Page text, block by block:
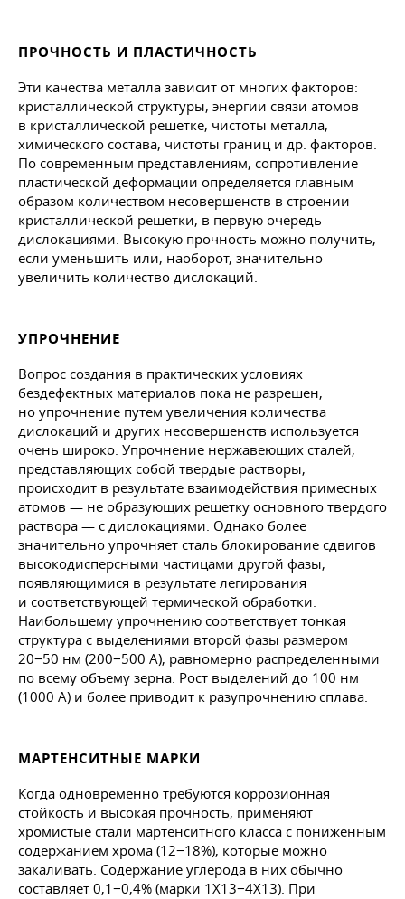
ПРОЧНОСТЬ И ПЛАСТИЧНОСТЬ
Эти качества металла зависит от многих факторов:
кристаллической структуры, энергии связи атомов
в кристаллической решетке, чистоты металла,
химического состава, чистоты границ и др. факторов.
По современным представлениям, сопротивление
пластической деформации определяется главным
образом количеством несовершенств в строении
кристаллической решетки, в первую очередь —
дислокациями. Высокую прочность можно получить,
если уменьшить или, наоборот, значительно
увеличить количество дислокаций.
УПРОЧНЕНИЕ
Вопрос создания в практических условиях
бездефектных материалов пока не разрешен,
но упрочнение путем увеличения количества
дислокаций и других несовершенств используется
очень широко. Упрочнение нержавеющих сталей,
представляющих собой твердые растворы,
происходит в результате взаимодействия примесных
атомов — не образующих решетку основного твердого
раствора — с дислокациями. Однако более
значительно упрочняет сталь блокирование сдвигов
высокодисперсными частицами другой фазы,
появляющимися в результате легирования
и соответствующей термической обработки.
Наибольшему упрочнению соответствует тонкая
структура с выделениями второй фазы размером
20−50 нм (200−500 А), равномерно распределенными
по всему объему зерна. Рост выделений до 100 нм
(1000 А) и более приводит к разупрочнению сплава.
МАРТЕНСИТНЫЕ МАРКИ
Когда одновременно требуются коррозионная
стойкость и высокая прочность, применяют
хромистые стали мартенситного класса с пониженным
содержанием хрома (12−18%), которые можно
закаливать. Содержание углерода в них обычно
составляет 0,1−0,4% (марки 1X13−4X13). При